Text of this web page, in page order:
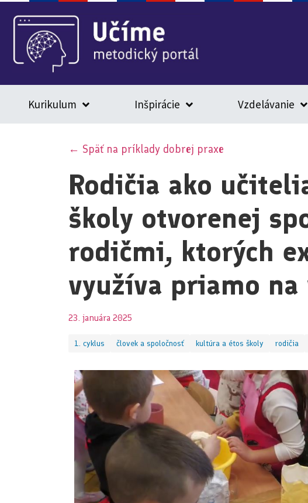
Kurikulum Inšpirácie Vzdelávanie
← Späť na príklady dobrej praxe
Rodičia ako
školy otvorenej
rodičmi, ktorých
využíva priamo na
23. januára 2025
1. cyklus človek a spoločnosť kultúra a étos školy rodičia